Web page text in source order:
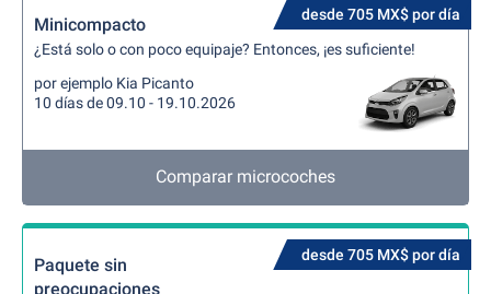
desde 705 MX$ por día
Minicompacto
¿Está solo o con poco equipaje? Entonces, ¡es suficiente!
por ejemplo Kia Picanto
10 días de 09.10 - 19.10.2026
Comparar microcoches
desde 705 MX$ por día
Paquete sin
preocupaciones